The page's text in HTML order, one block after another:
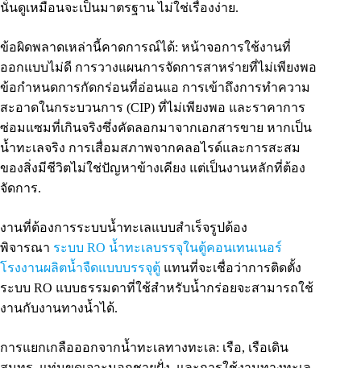
นั่นดูเหมือนจะเป็นมาตรฐาน ไม่ใช่เรื่องง่าย.
ข้อผิดพลาดเหล่านี้คาดการณ์ได้: หน้าจอการใช้งานที่
ออกแบบไม่ดี การวางแผนการจัดการสาหร่ายที่ไม่เพียงพอ
ข้อกำหนดการกัดกร่อนที่อ่อนแอ การเข้าถึงการทำความ
สะอาดในกระบวนการ (CIP) ที่ไม่เพียงพอ และราคาการ
ซ่อมแซมที่เกินจริงซึ่งคัดลอกมาจากเอกสารขาย หากเป็น
น้ำทะเลจริง การเสื่อมสภาพจากคลอไรด์และการสะสม
ของสิ่งมีชีวิตไม่ใช่ปัญหาข้างเคียง แต่เป็นงานหลักที่ต้อง
จัดการ.
งานที่ต้องการระบบน้ำทะเลแบบสำเร็จรูปต้อง
พิจารณา ระบบ RO น้ำทะเลบรรจุในตู้คอนเทนเนอร์
โรงงานผลิตน้ำจืดแบบบรรจุตู้ แทนที่จะเชื่อว่าการติดตั้ง
ระบบ RO แบบธรรมดาที่ใช้สำหรับน้ำกร่อยจะสามารถใช้
งานกับงานทางน้ำได้.
การแยกเกลือออกจากน้ำทะเลทางทะเล: เรือ, เรือเดิน